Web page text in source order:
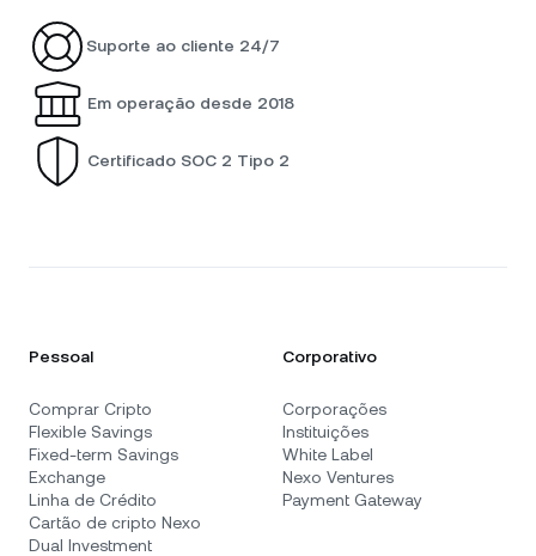
Suporte ao cliente 24/7
Em operação desde 2018
Certificado SOC 2 Tipo 2
Pessoal
Comprar Cripto
Flexible Savings
Fixed-term Savings
Exchange
Linha de Crédito
Cartão de cripto Nexo
Dual Investment
Corporativo
Corporações
Instituições
White Label
Nexo Ventures
Payment Gateway